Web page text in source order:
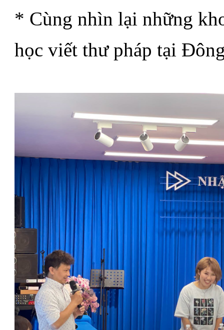
* Cùng nhìn lại những
học viết thư pháp tại